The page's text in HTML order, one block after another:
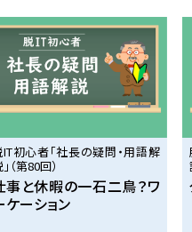
IT初心者「社長の疑問・用語解
（第80回）
事と休暇の一石二鳥？ワ
ケーション